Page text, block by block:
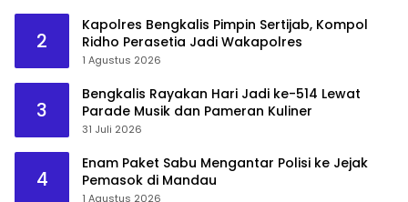
2
Kapolres Bengkalis Pimpin Sertijab, Kompol
Ridho Perasetia Jadi Wakapolres
1 Agustus 2026
3
Bengkalis Rayakan Hari Jadi ke-514 Lewat
Parade Musik dan Pameran Kuliner
31 Juli 2026
4
Enam Paket Sabu Mengantar Polisi ke Jejak
Pemasok di Mandau
1 Agustus 2026